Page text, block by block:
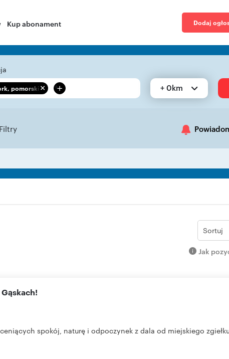
Kup abonament Dodaj
pomorskie + + 0km
Filtry
Sortuj
Jak
spokój, naturę i odpoczynek z dala od miejskiego